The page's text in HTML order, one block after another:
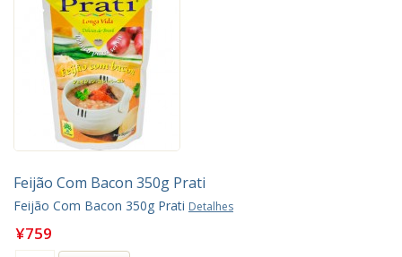
Feijão Com Bacon 350g Prati
Feijão Com Bacon 350g Prati Detalhes
¥759